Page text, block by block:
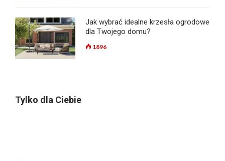
Jak wybrać idealne krzesła ogrodowe
dla Twojego domu?
1896
Tylko dla Ciebie